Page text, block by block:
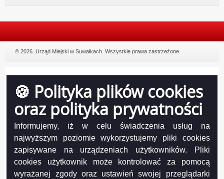
🍪 Polityka plików cookies
oraz polityka prywatności
Informujemy, iż w celu świadczenia usług na
najwyższym poziomie wykorzystujemy pliki cookies
zapisywane na urządzeniach użytkowników. Pliki
cookies użytkownik może kontrolować za pomocą
wyrażanej zgody oraz ustawień swojej przeglądarki
© 2026. Urząd Miejski w Suwałkach. Wszystkie prawa zastrzeżone.